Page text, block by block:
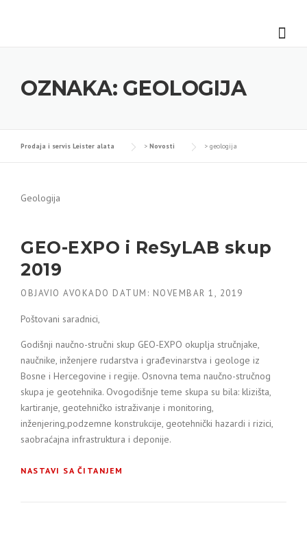
OZNAKA: GEOLOGIJA
Prodaja i servis Leister alata > Novosti > geologija
Geologija
GEO-EXPO i ReSyLAB skup
2019
OBJAVIO AVOKADO DATUM: NOVEMBAR 1, 2019
Poštovani saradnici,
Godišnji naučno-stručni skup GEO-EXPO okuplja stručnjake,
naučnike, inženjere rudarstva i građevinarstva i geologe iz
Bosne i Hercegovine i regije. Osnovna tema naučno-stručnog
skupa je geotehnika. Ovogodišnje teme skupa su bila: klizišta,
kartiranje, geotehničko istraživanje i monitoring,
inženjering,podzemne konstrukcije, geotehnički hazardi i rizici,
saobraćajna infrastruktura i deponije.
NASTAVI SA ČITANJEM